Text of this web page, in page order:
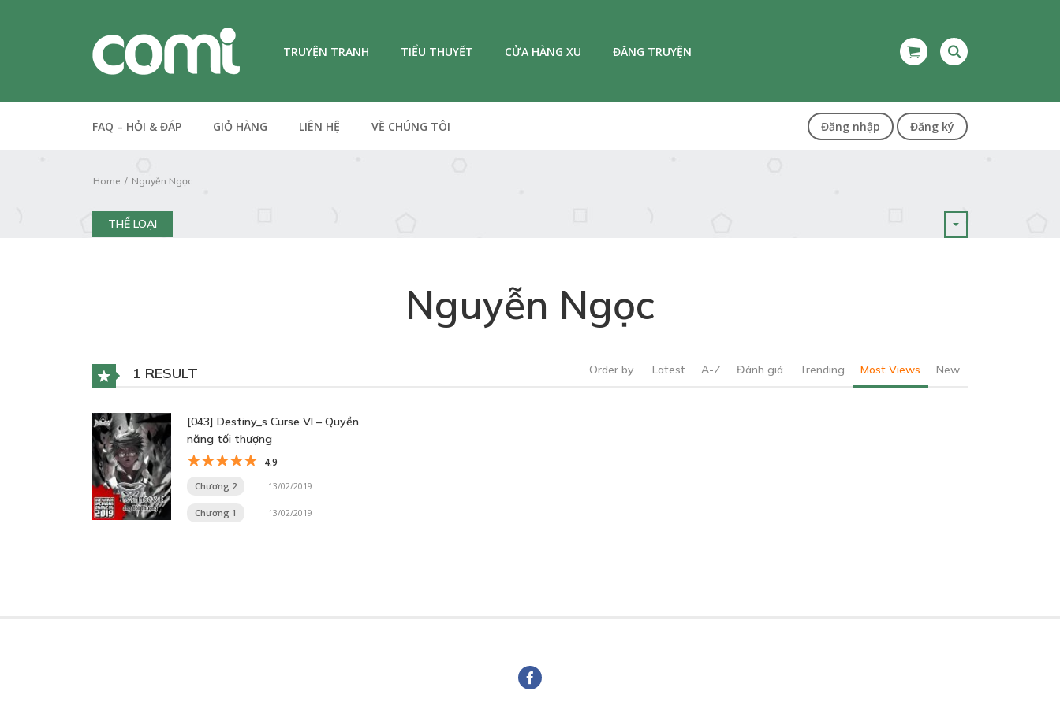
TRUYỆN TRANH TIỂU THUYẾT CỬA HÀNG XU ĐĂNG TRUYỆN
FAQ – HỎI & ĐÁP GIỎ HÀNG LIÊN HỆ VỀ CHÚNG TÔI Đăng nhập Đăng ký
Home Nguyễn Ngọc
THỂ LOẠI
Nguyễn Ngọc
1 RESULT Order by Latest A-Z Đánh giá Trending Most Views New
[043] Destiny_s Curse VI – Quyền
năng tối thượng
4.9
Chương 2 13/02/2019
Chương 1 13/02/2019